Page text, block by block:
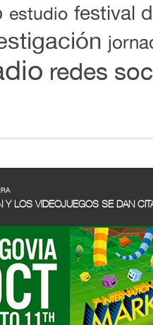
estudio festival
redes
Y LOS VIDEOJUEGOS SE DAN